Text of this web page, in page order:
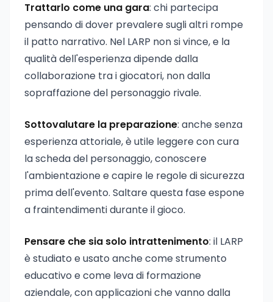
Trattarlo come una gara: chi partecipa
pensando di dover prevalere sugli altri rompe
il patto narrativo. Nel LARP non si vince, e la
qualità dell'esperienza dipende dalla
collaborazione tra i giocatori, non dalla
sopraffazione del personaggio rivale.
Sottovalutare la preparazione: anche senza
esperienza attoriale, è utile leggere con cura
la scheda del personaggio, conoscere
l'ambientazione e capire le regole di sicurezza
prima dell'evento. Saltare questa fase espone
a fraintendimenti durante il gioco.
Pensare che sia solo intrattenimento: il LARP
è studiato e usato anche come strumento
educativo e come leva di formazione
aziendale, con applicazioni che vanno dalla